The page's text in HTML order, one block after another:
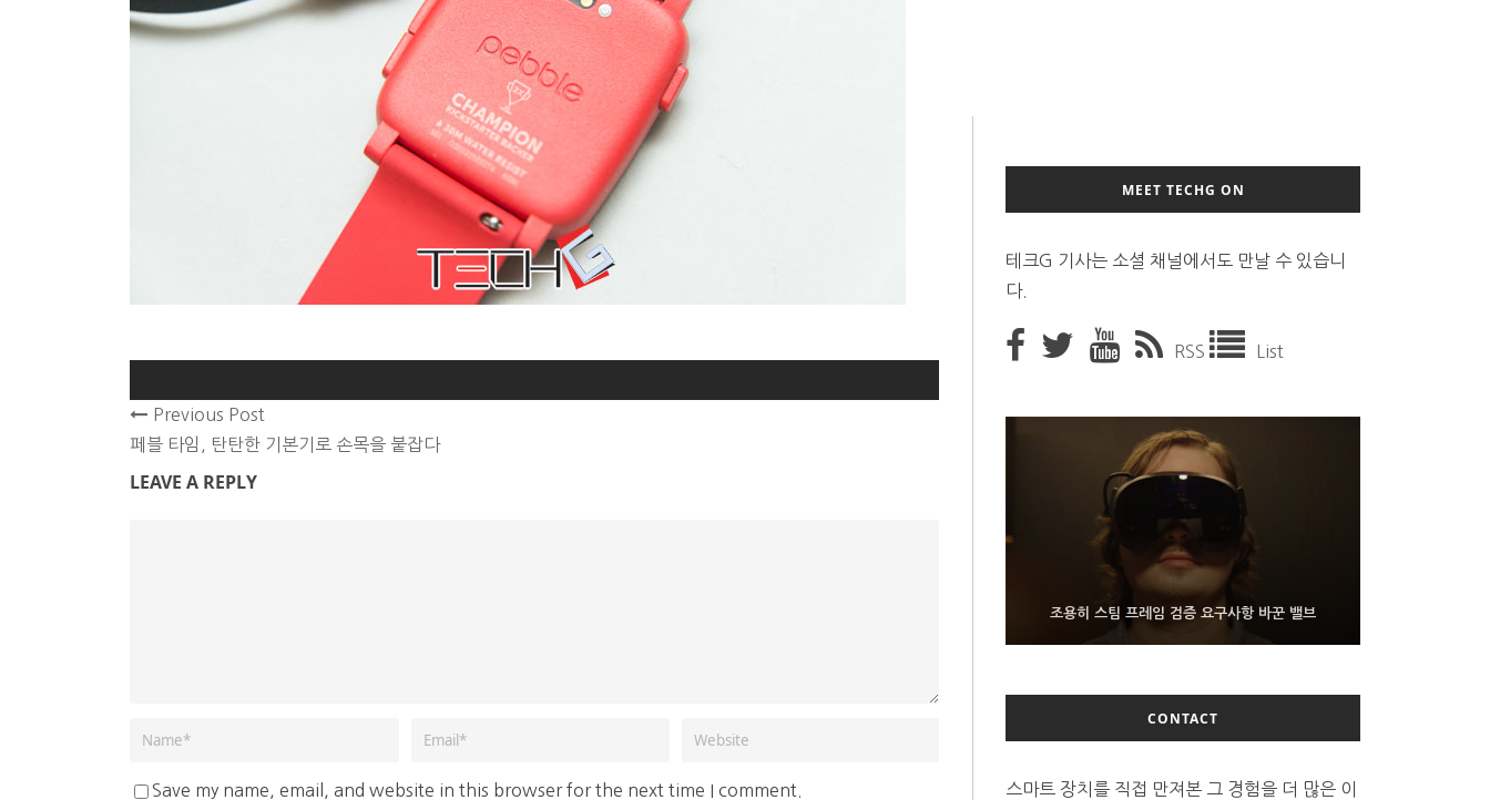
Previous Post
페블 타임, 탄탄한 기본기로 손목을 붙잡다
LEAVE A REPLY
Save my name, email, and website in this browser for the next time I comment.
MEET TECHG ON
테크G 기사는 소셜 채널에서도 만날 수 있습니
다.
RSS List
조용히 스팀 프레임 검증 요구사항 바꾼 밸브
9월 4일부터 서비스 접는 안드로이드 장치용 구글 어
시스턴트
FMS 2026서 차세대 3D 메모리 ZHBM·ZNAND-O
모형 처음 선보인 삼성전자
CONTACT
스마트 장치를 직접 만져본 그 경험을 더 많은 이